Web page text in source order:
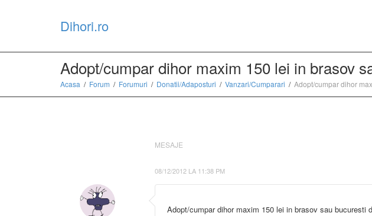
Dihori.ro
Adopt/cumpar dihor maxim 150 lei in brasov
Acasa Forum Forumuri Donatii/Adaposturi Vanzari/Cumparari Adopt/cumpar dihor
MESAJE
08/12/2012 LA 11:38 PM
Adopt/cumpar dihor maxim 150 lei in brasov sau bucuresti